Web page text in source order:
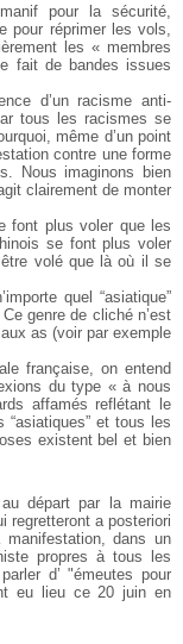
pour la sécurité,
pour réprimer les vols,
les « membres
fait de bandes issues
d’un racisme anti-
tous les racismes se
même d’un point
contre une forme
Nous imaginons bien
clairement de monter
font plus voler que les
se font plus voler
volé que là où il se
quel “asiatique”
genre de cliché n’est
as (voir par exemple
française, on entend
du type « à nous
affamés reflétant le
“asiatiques” et tous les
existent bel et bien
départ par la mairie
regretteront a posteriori
manifestation, dans un
propres à tous les
d’ "émeutes pour
eu lieu ce 20 juin en